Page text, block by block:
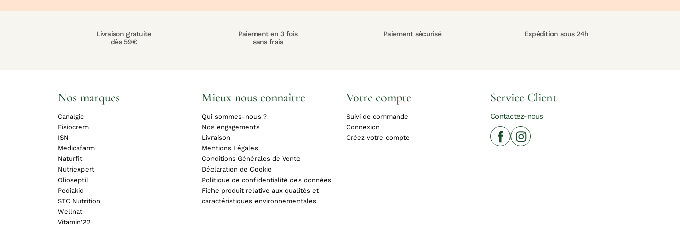
Livraison gratuite
dès 59€
Paiement en 3 fois
sans frais
Paiement sécurisé Expédition sous 24h
Nos marques
Canalgic
Fisiocrem
ISN
Medicafarm
Naturfit
Nutriexpert
Olioseptil
Pediakid
STC Nutrition
Wellnat
Vitamin'22
Mieux nous connaître
Qui sommes-nous ?
Nos engagements
Livraison
Mentions Légales
Conditions Générales de Vente
Déclaration de Cookie
Politique de confidentialité des données
Fiche produit relative aux qualités et
caractéristiques environnementales
Votre compte
Suivi de commande
Connexion
Créez votre compte
Service Client
Contactez-nous